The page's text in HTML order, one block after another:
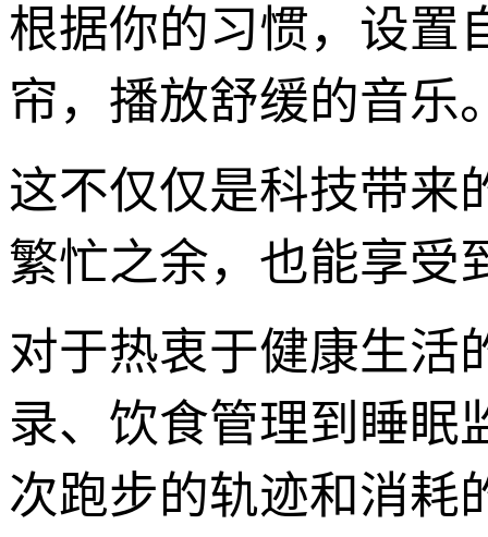
根据你的习惯，设置
帘，播放舒缓的音乐
这不仅仅是科技带来
繁忙之余，也能享受
对于热衷于健康生活
录、饮食管理到睡眠
次跑步的轨迹和消耗